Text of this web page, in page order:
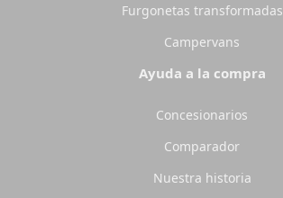
Furgonetas transformadas
Campervans
Ayuda a la compra
Concesionarios
Comparador
Nuestra historia